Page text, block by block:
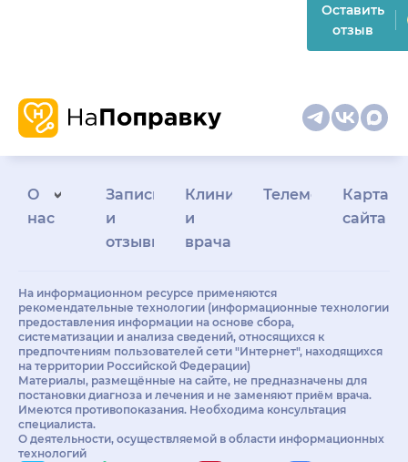
Оставить
отзыв
О
нас
Запись
и
отзывы
Клиникам
и
врачам
Телемедицина
Карта
сайта
На информационном ресурсе применяются
рекомендательные технологии (информационные технологии
предоставления информации на основе сбора,
систематизации и анализа сведений, относящихся к
предпочтениям пользователей сети "Интернет", находящихся
на территории Российской Федерации)
Материалы, размещённые на сайте, не предназначены для
постановки диагноза и лечения и не заменяют приём врача.
Имеются противопоказания. Необходима консультация
специалиста.
О деятельности, осуществляемой в области информационных
технологий